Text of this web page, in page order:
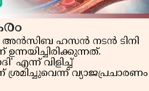
അൻസിബ ഹസൻ നടൻ ടിനി
എന്ന് വിളിച്ച്
വ്യാജപ്രചാരണം